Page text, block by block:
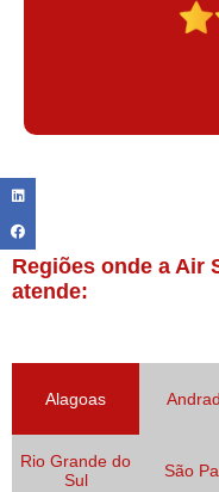
Regiões onde a Air
atende:
Alagoas
Rio Grande do
Sul
São